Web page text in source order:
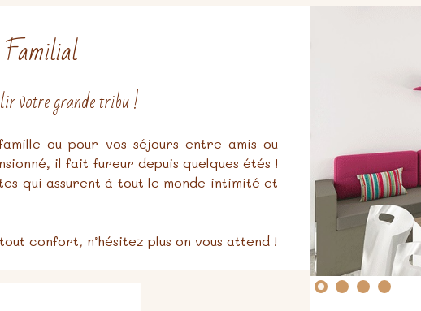
votre grande tribu !
ou pour vos séjours entre amis ou
il fait fureur depuis quelques étés !
qui assurent à tout le monde intimité et
confort, n’hésitez plus on vous attend !